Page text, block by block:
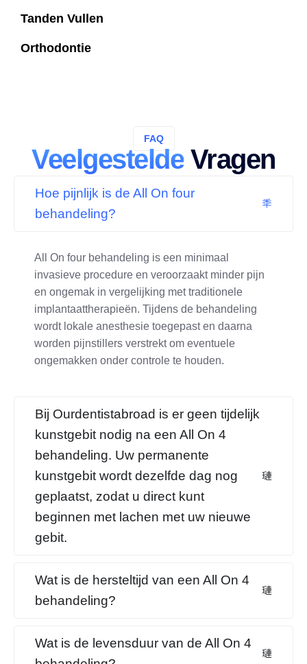
Tanden Vullen
Orthodontie
FAQ
Veelgestelde Vragen
Hoe pijnlijk is de All On four
behandeling?
All On four behandeling is een minimaal
invasieve procedure en veroorzaakt minder pijn
en ongemak in vergelijking met traditionele
implantaattherapieën. Tijdens de behandeling
wordt lokale anesthesie toegepast en daarna
worden pijnstillers verstrekt om eventuele
ongemakken onder controle te houden.
Bij Ourdentistabroad is er geen tijdelijk
kunstgebit nodig na een All On 4
behandeling. Uw permanente
kunstgebit wordt dezelfde dag nog
geplaatst, zodat u direct kunt
beginnen met lachen met uw nieuwe
gebit.
Wat is de hersteltijd van een All On 4
behandeling?
Wat is de levensduur van de All On 4